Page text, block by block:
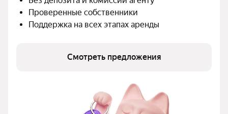
Проверенные собственники
Поддержка на всех этапах аренды
Смотреть предложения